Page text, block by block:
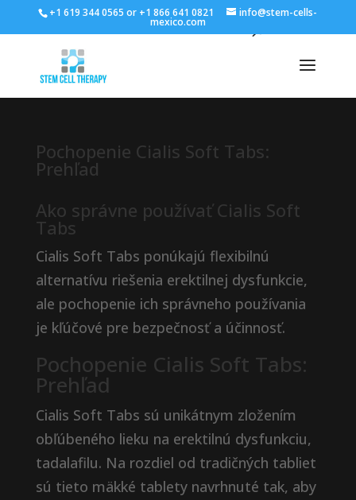
+1 619 344 0565 or +1 866 641 0821 info@stem-cells-
mexico.com
Pochopenie Cialis Soft Tabs:
Prehľad
Ako správne používať Cialis Soft
Tabs
Cialis Soft Tabs ponúkajú flexibilnú
alternatívu riešenia erektilnej dysfunkcie,
ale pochopenie ich správneho používania
je kľúčové pre bezpečnosť a účinnosť.
Pochopenie Cialis Soft Tabs:
Prehľad
Cialis Soft Tabs sú unikátnym zložením
obľúbeného lieku na erektilnú dysfunkciu,
tadalafilu. Na rozdiel od tradičných tabliet
sú tieto mäkké tablety navrhnuté tak, aby